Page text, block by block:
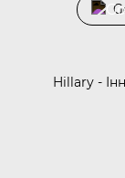
Hillary -